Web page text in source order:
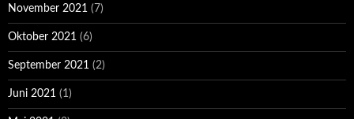
November 2021 (7)
Oktober 2021 (6)
September 2021 (2)
Juni 2021 (1)